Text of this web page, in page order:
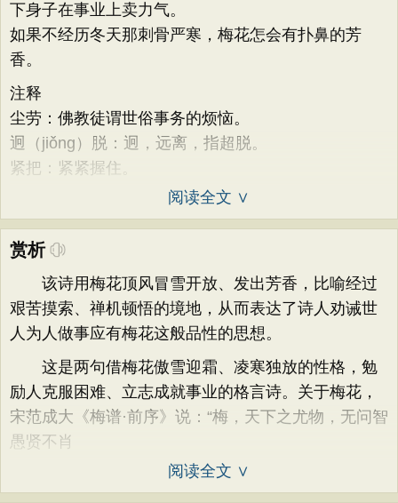
下身子在事业上卖力气。
如果不经历冬天那刺骨严寒，梅花怎会有扑鼻的芳
香。
注释
尘劳：佛教徒谓世俗事务的烦恼。
迥（jiǒng）脱：迥，远离，指超脱。
紧把：紧紧握住。
阅读全文 ∨
赏析
该诗用梅花顶风冒雪开放、发出芳香，比喻经过
艰苦摸索、禅机顿悟的境地，从而表达了诗人劝诫世
人为人做事应有梅花这般品性的思想。
这是两句借梅花傲雪迎霜、凌寒独放的性格，勉
励人克服困难、立志成就事业的格言诗。关于梅花，
宋范成大《梅谱·前序》说：“梅，天下之尤物，无问智
愚贤不肖
阅读全文 ∨